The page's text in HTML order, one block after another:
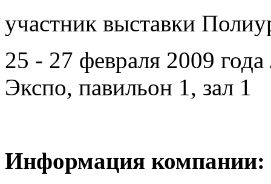
участник выставки
25 - 27 февраля 2009
Экспо, павильон 1, зал 1
Информация компании: